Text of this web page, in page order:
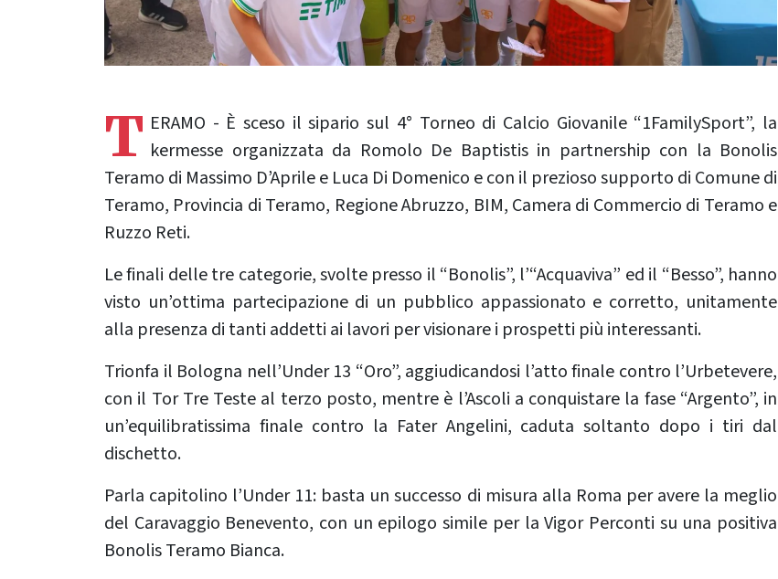
T ERAMO - È sceso il sipario sul 4° Torneo di Calcio Giovanile “1FamilySport”, la
kermesse organizzata da Romolo De Baptistis in partnership con la Bonolis
Teramo di Massimo D’Aprile e Luca Di Domenico e con il prezioso supporto di Comune di
Teramo, Provincia di Teramo, Regione Abruzzo, BIM, Camera di Commercio di Teramo e
Ruzzo Reti.
Le finali delle tre categorie, svolte presso il “Bonolis”, l’“Acquaviva” ed il “Besso”, hanno
visto un’ottima partecipazione di un pubblico appassionato e corretto, unitamente
alla presenza di tanti addetti ai lavori per visionare i prospetti più interessanti.
Trionfa il Bologna nell’Under 13 “Oro”, aggiudicandosi l’atto finale contro l’Urbetevere,
con il Tor Tre Teste al terzo posto, mentre è l’Ascoli a conquistare la fase “Argento”, in
un’equilibratissima finale contro la Fater Angelini, caduta soltanto dopo i tiri dal
dischetto.
Parla capitolino l’Under 11: basta un successo di misura alla Roma per avere la meglio
del Caravaggio Benevento, con un epilogo simile per la Vigor Perconti su una positiva
Bonolis Teramo Bianca.